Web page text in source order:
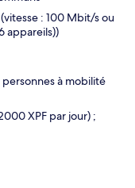
: 100 Mbit/s ou
appareils))
personnes à mobilité
XPF par jour) ;